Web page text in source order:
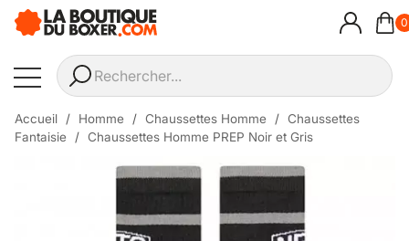
0
Accueil Homme Chaussettes Homme
Chaussettes
Fantaisie
Chaussettes Homme PREP Noir et Gris